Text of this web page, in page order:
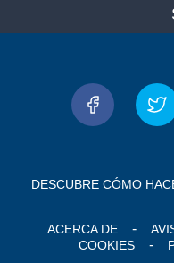
DESCUBRE CÓMO
ACERCA DE
COOKIES